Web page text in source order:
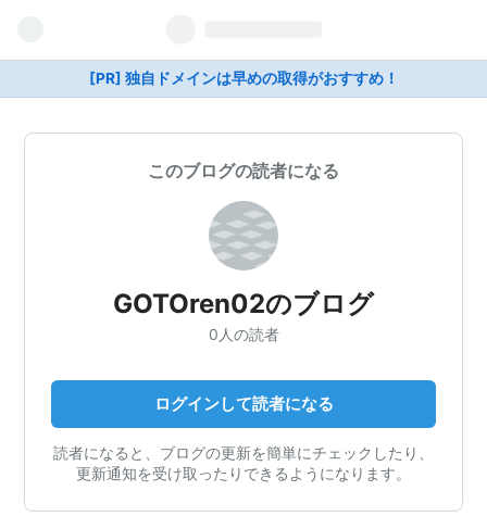
[PR] 独自ドメインは早めの取得がおすすめ！
このブログの読者になる
GOTOren02のブログ
0人の読者
ログインして読者になる
読者になると、ブログの更新を簡単にチェックしたり、
更新通知を受け取ったりできるようになります。